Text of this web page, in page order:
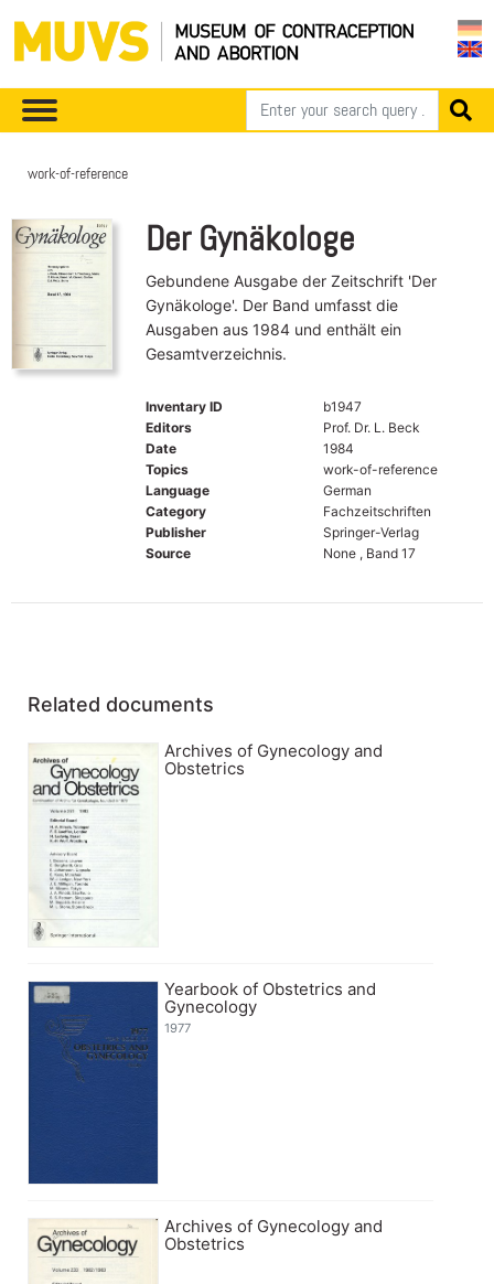
work-of-reference
Der Gynäkologe
Gebundene Ausgabe der Zeitschrift 'Der
Gynäkologe'. Der Band umfasst die
Ausgaben aus 1984 und enthält ein
Gesamtverzeichnis.
Inventary ID
b1947
Editors
Prof. Dr. L. Beck
Date
1984
Topics
work-of-reference
Language
German
Category
Fachzeitschriften
Publisher
Springer-Verlag
Source
None , Band 17
Related documents
Archives of Gynecology and
Obstetrics
Yearbook of Obstetrics and
Gynecology
1977
Archives of Gynecology and
Obstetrics